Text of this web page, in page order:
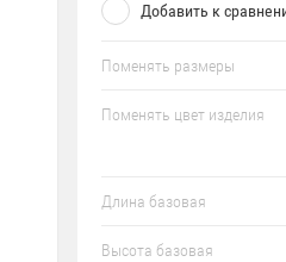
Добавить к
Поменять размеры
Поменять цвет изделия
Длина базовая
Высота базовая